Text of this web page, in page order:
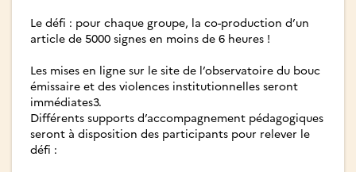
Le défi : pour chaque groupe, la co-production d’un
article de 5000 signes en moins de 6 heures !
Les mises en ligne sur le site de l’observatoire du bouc
émissaire et des violences institutionnelles seront
immédiates3.
Différents supports d’accompagnement pédagogiques
seront à disposition des participants pour relever le
défi :